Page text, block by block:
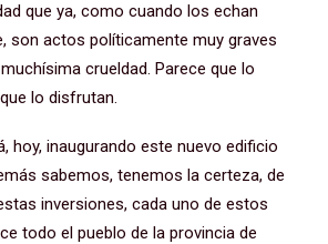
que ya, como cuando los echan
son actos políticamente muy graves
crueldad. Parece que lo
lo disfrutan.
hoy, inaugurando este nuevo edificio
sabemos, tenemos la certeza, de
inversiones, cada uno de estos
todo el pueblo de la provincia de